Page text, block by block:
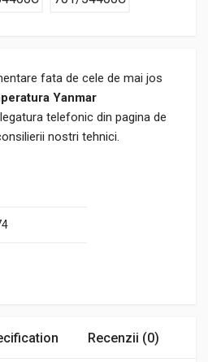
fata de cele de mai jos
Yanmar
telefonic din pagina de
nostri tehnici.
Recenzii (0)